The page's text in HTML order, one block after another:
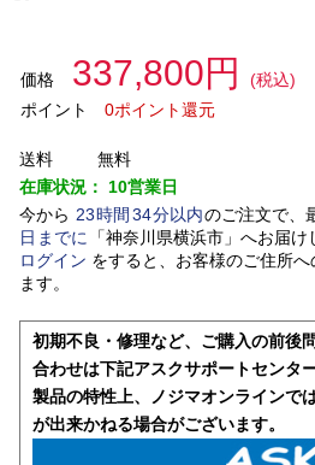
価格 337,800円
(税込)
ポイント
0ポイント還元
送料
無料
在庫状況： 10営業日
今から 23時間 34分以内のご注文で、
日 までに 「神奈川県横浜市」 へお届け
ログイン をすると、お客様のご住所
ます。
初期不良・修理など、ご購入の前後
合わせは下記アスクサポートセンタ
製品の特性上、ノジマオンラインで
が出来かねる場合がございます。